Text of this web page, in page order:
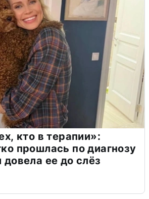
кто в терапии»:
прошлась по диагнозу
ее до слёз